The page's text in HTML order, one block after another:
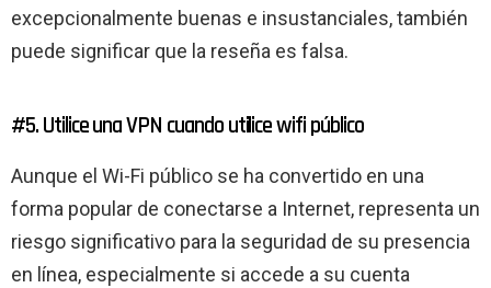
excepcionalmente buenas e insustanciales, también
puede significar que la reseña es falsa.
#5. Utilice una VPN cuando utilice wifi público
Aunque el Wi-Fi público se ha convertido en una
forma popular de conectarse a Internet, representa un
riesgo significativo para la seguridad de su presencia
en línea, especialmente si accede a su cuenta